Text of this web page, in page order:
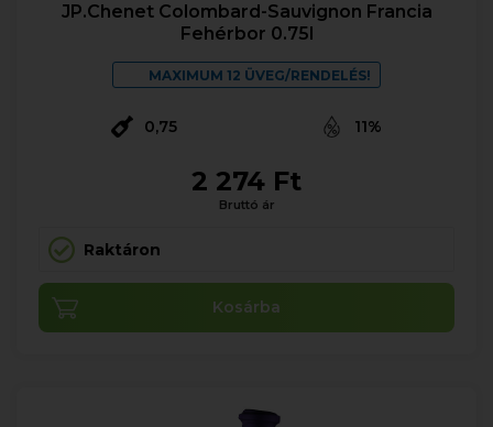
JP.Chenet Colombard-Sauvignon Francia
Fehérbor 0.75l
MAXIMUM 12 ÜVEG/RENDELÉS!
0,75 11%
2 274 Ft
Bruttó ár
Raktáron
Kosárba